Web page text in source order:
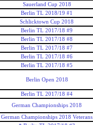
Sauerland Cup 2018
Berlin TL 2018/19 #1
Schlicktown Cup 2018
Berlin TL 2017/18 #9
Berlin TL 2017/18 #8
Berlin TL 2017/18 #7
Berlin TL 2017/18 #6
Berlin TL 2017/18 #5
Berlin Open 2018
Berlin TL 2017/18 #4
German Championships 2018
German Championships 2018 Veterans